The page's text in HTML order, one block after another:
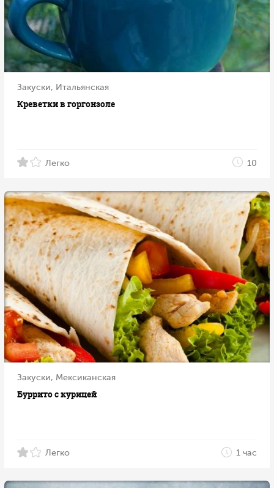
Закуски, Итальянская
Креветки в горгонзоле
Легко 10
Закуски, Мексиканская
Буррито с курицей
Легко 1 час